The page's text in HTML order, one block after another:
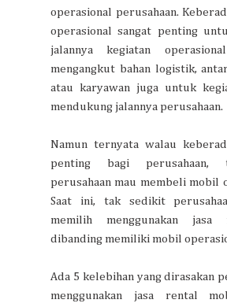
operasional perusahaan.
operasional sangat penting
jalannya kegiatan
mengangkut bahan logistik,
atau karyawan juga untuk
mendukung jalannya perusahaan.
Namun ternyata walau
penting bagi perusahaan,
perusahaan mau membeli mobil
Saat ini, tak sedikit
memilih menggunakan jasa
dibanding memiliki mobil
Ada 5 kelebihan yang dirasakan
menggunakan jasa rental